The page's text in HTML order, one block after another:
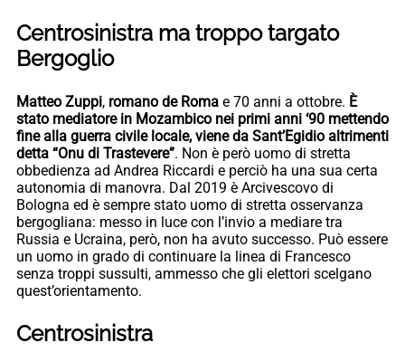
Centrosinistra ma troppo targato
Bergoglio
Matteo Zuppi, romano de Roma e 70 anni a ottobre. È
stato mediatore in Mozambico nei primi anni ‘90 mettendo
fine alla guerra civile locale, viene da Sant’Egidio altrimenti
detta “Onu di Trastevere”. Non è però uomo di stretta
obbedienza ad Andrea Riccardi e perciò ha una sua certa
autonomia di manovra. Dal 2019 è Arcivescovo di
Bologna ed è sempre stato uomo di stretta osservanza
bergogliana: messo in luce con l’invio a mediare tra
Russia e Ucraina, però, non ha avuto successo. Può essere
un uomo in grado di continuare la linea di Francesco
senza troppi sussulti, ammesso che gli elettori scelgano
quest’orientamento.
Centrosinistra